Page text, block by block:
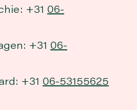
+31 06-
+31 06-
+31 06-53155625